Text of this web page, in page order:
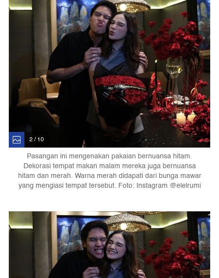
2 / 10
Pasangan ini mengenakan pakaian bernuansa hitam.
Dekorasi tempat makan malam mereka juga bernuansa
hitam dan merah. Warna merah didapati dari bunga mawar
yang mengiasi tempat tersebut. Foto: Instagram @elelrumi